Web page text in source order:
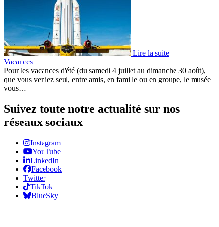
Lire la suite
Vacances
Pour les vacances d'été (du samedi 4 juillet au dimanche 30 août),
que vous veniez seul, entre amis, en famille ou en groupe, le musée
vous…
Suivez toute notre actualité sur nos
réseaux sociaux
Instagram
YouTube
LinkedIn
Facebook
Twitter
TikTok
BlueSky